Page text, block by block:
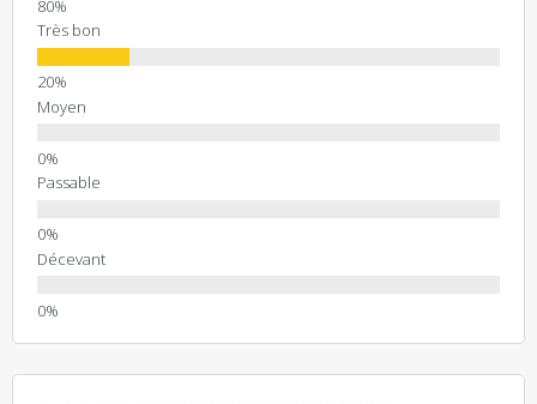
Très bon
Moyen
Passable
Décevant